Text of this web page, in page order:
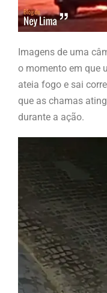
Imagens de uma
o momento em que
ateia fogo e sai
que as chamas
durante a ação.